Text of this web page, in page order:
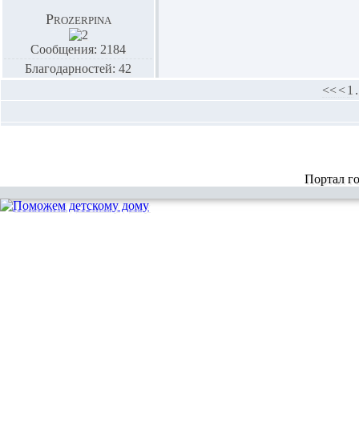
Prozerpina
Сообщения: 2184
Благодарностей: 42
<< < 1
Портал